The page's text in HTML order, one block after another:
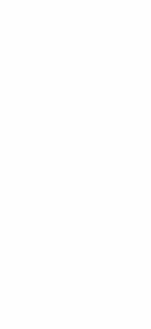
terra di vini pregiati, tra
prezioso: ville,
affascinante. Tra
della Lombardia,
guidata in stile